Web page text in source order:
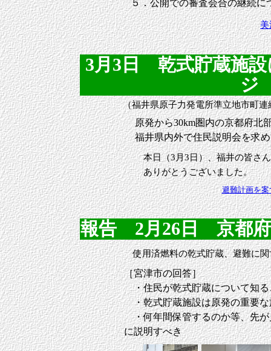
５．公開での審査会合の継続に
美
3月3日 乾式貯蔵施設
ジ
（福井県原子力発電所準立地市町
原発から30km圏内の京都府北
福井県内外で住民説明会を求め
本日（3月3日）、福井の皆さん
ありがとうございました。
避難計画を
報告 2月26日 京都府
使用済燃料の乾式貯蔵、避難に
［宮津市の回答］
・住民が乾式貯蔵について知る
・乾式貯蔵施設は原発の重要な
・何年間保管するのか等、先が
に説明すべき